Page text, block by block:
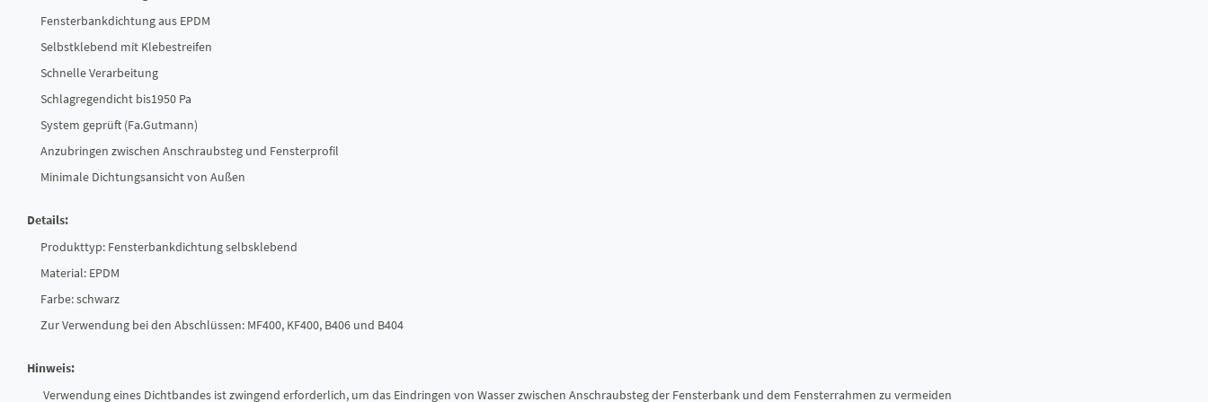
Fensterbankdichtung aus EPDM
Selbstklebend mit Klebestreifen
Schnelle Verarbeitung
Schlagregendicht bis1950 Pa
System geprüft (Fa.Gutmann)
Anzubringen zwischen Anschraubsteg und Fensterprofil
Minimale Dichtungsansicht von Außen
Details:
Produkttyp: Fensterbankdichtung selbsklebend
Material: EPDM
Farbe: schwarz
Zur Verwendung bei den Abschlüssen: MF400, KF400, B406 und B404
Hinweis:
Verwendung eines Dichtbandes ist zwingend erforderlich, um das Eindringen von Wasser zwischen Anschraubsteg der Fensterbank und dem Fensterrahmen zu vermeiden